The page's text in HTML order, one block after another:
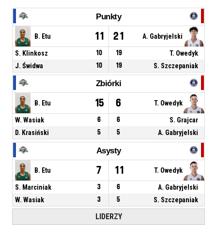
Punkty
B. Etu 11 21 A. Gabryjelski
S. Klinkosz 10 19
T. Owedyk
J. Świdwa
10 19 S. Szczepaniak
Zbiórki
B. Etu 15 6 T. Owedyk
W. Wasiak 6 6
S. Grajcar
D. Krasiński
5 5 A. Gabryjelski
Asysty
B. Etu 7 11 T. Owedyk
S. Marciniak 3 6
A. Gabryjelski
W. Wasiak
3 5 S. Szczepaniak
LIDERZY